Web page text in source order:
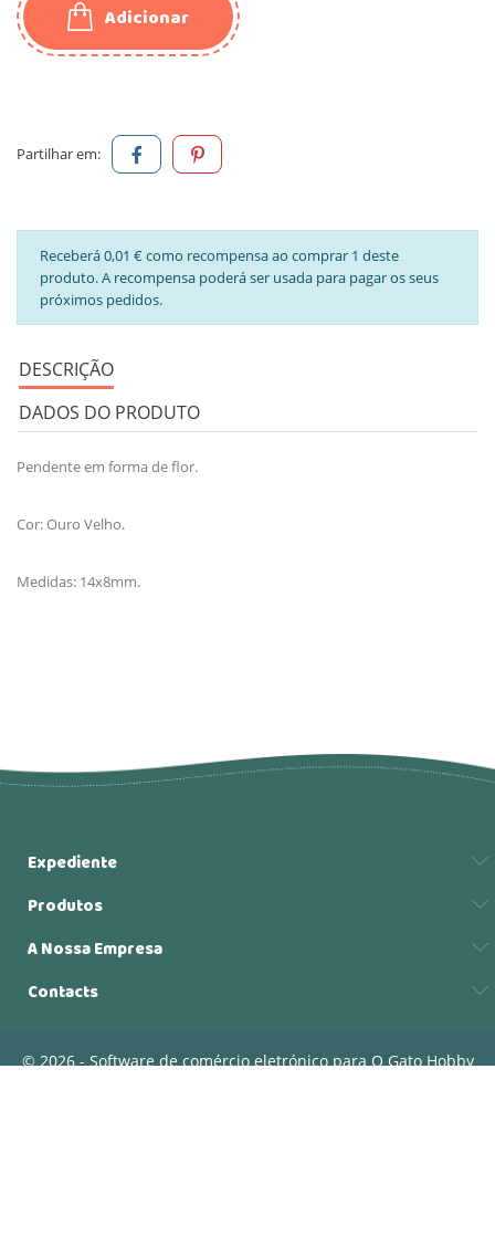
Adicionar
Partilhar em:
Receberá 0,01 € como recompensa ao comprar 1 deste
produto. A recompensa poderá ser usada para pagar os seus
próximos pedidos.
DESCRIÇÃO
DADOS DO PRODUTO
Pendente em forma de flor.
Cor: Ouro Velho.
Medidas: 14x8mm.
Expediente
Produtos
A Nossa Empresa
Contacts
© 2026 - Software de comércio eletrónico para O Gato Hobby